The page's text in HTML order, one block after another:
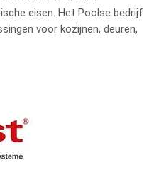
eisen. Het Poolse bedrijf
voor kozijnen, deuren,